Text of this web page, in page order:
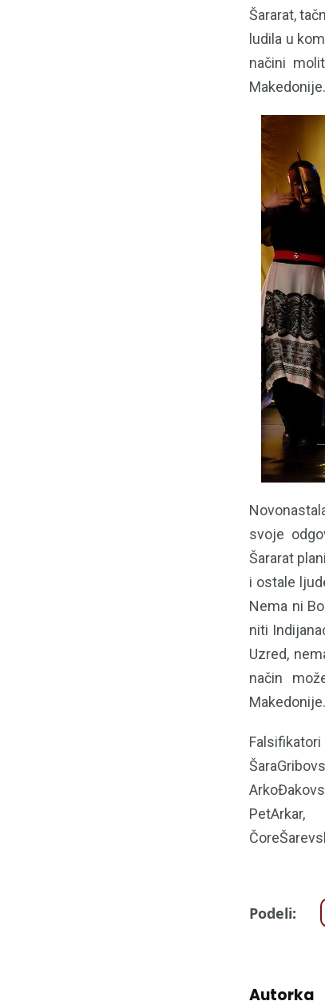
Šararat,
ludila u
načini
Makedonije.
svoje
Šararat
i ostale
Nema ni
niti
Uzred,
način
PetArkar,
Podeli:
Autorka